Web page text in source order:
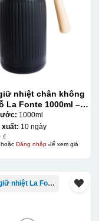
nhiệt chân không
–
1000ml
xuất: 10 ngày
₫
Đăng nhậpđể xem giá
Bình giữ nhiệt La Fonte